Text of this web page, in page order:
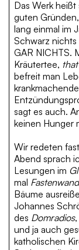
Das Werk
guten
lang einmal im
Schwarz nichts
GAR NICHTS.
Kräutertee,
befreit man
sagt es auch.
keinen Hunger
Wir redeten
Abend sprach
Lesungen im
mal
Bäume
Johannes
des Domradios
und ja auch
katholischen